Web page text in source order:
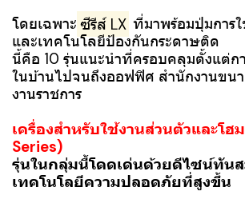
โดยเฉพาะ ซีรีส์ LX ที่มาพร้อมปุ่มการ
และเทคโนโลยีป้องกันกระดาษติด
นี้คือ 10 รุ่นแนะนำที่ครอบคลุมตั้งแต่ก
ในบ้านไปจนถึงออฟฟิศ สำนักงานขน
งานราชการ
เครื่องสำหรับใช้งานส่วนตัวและโ
Series)
รุ่นในกลุ่มนี้โดดเด่นด้วยดีไซน์ทัน
เทคโนโลยีความปลอดภัยที่สูงขึ้น